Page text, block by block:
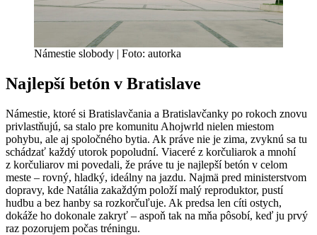
Námestie slobody | Foto: autorka
Najlepší betón v Bratislave
Námestie, ktoré si Bratislavčania a Bratislavčanky po rokoch znovu
privlastňujú, sa stalo pre komunitu Ahojwrld nielen miestom
pohybu, ale aj spoločného bytia. Ak práve nie je zima, zvyknú sa tu
schádzať každý utorok popoludní. Viaceré z korčuliarok a mnohí
z korčuliarov mi povedali, že práve tu je najlepší betón v celom
meste – rovný, hladký, ideálny na jazdu. Najmä pred ministerstvom
dopravy, kde Natália zakaždým položí malý reproduktor, pustí
hudbu a bez hanby sa rozkorčuľuje. Ak predsa len cíti ostych,
dokáže ho dokonale zakryť – aspoň tak na mňa pôsobí, keď ju prvý
raz pozorujem počas tréningu.